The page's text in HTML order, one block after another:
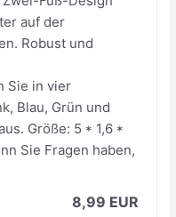
auf der
Robust und
Sie in vier
Blau, Grün und
Größe: 5 * 1,6 *
Sie Fragen haben,
8,99 EUR